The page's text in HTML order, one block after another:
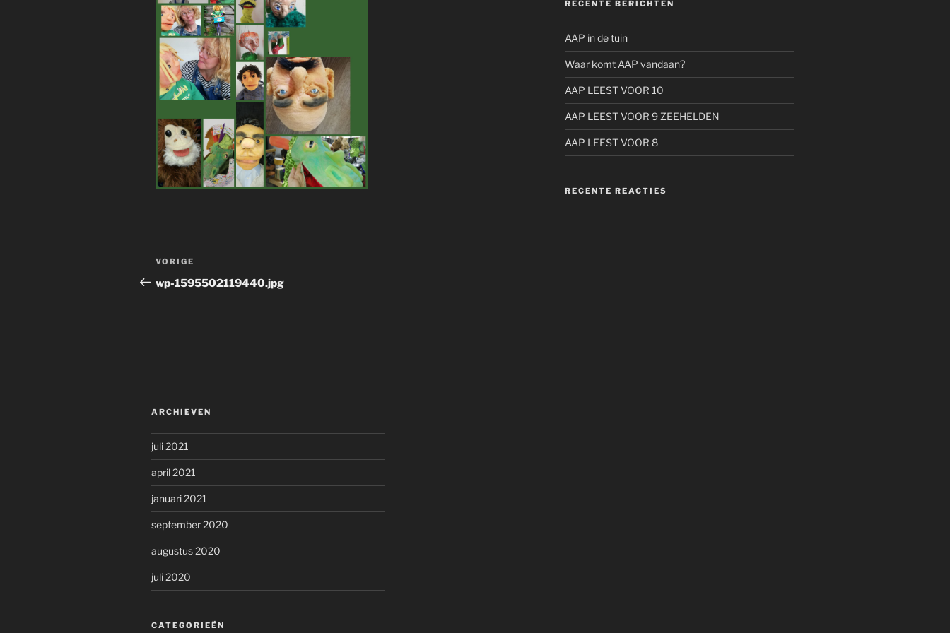
Bericht
navigatie
Vorig
bericht
VORIGE
wp-1595502119440.jpg
RECENTE BERICHTEN
AAP in de tuin
Waar komt AAP vandaan?
AAP LEEST VOOR 10
AAP LEEST VOOR 9 ZEEHELDEN
AAP LEEST VOOR 8
RECENTE REACTIES
ARCHIEVEN
juli 2021
april 2021
januari 2021
september 2020
augustus 2020
juli 2020
CATEGORIEËN